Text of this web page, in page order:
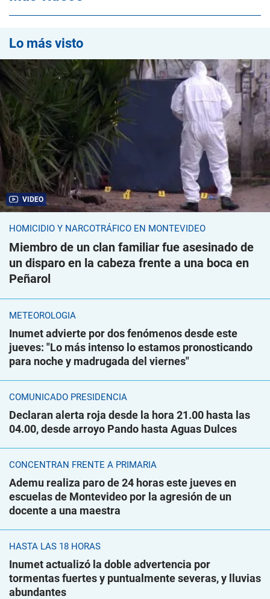
Lo más visto
VIDEO
HOMICIDIO Y NARCOTRÁFICO EN MONTEVIDEO
Miembro de un clan familiar fue asesinado de
un disparo en la cabeza frente a una boca en
Peñarol
METEOROLOGÍA
Inumet advierte por dos fenómenos desde este
jueves: "Lo más intenso lo estamos pronosticando
para noche y madrugada del viernes"
COMUNICADO PRESIDENCIA
Declaran alerta roja desde la hora 21.00 hasta las
04.00, desde arroyo Pando hasta Aguas Dulces
CONCENTRAN FRENTE A PRIMARIA
Ademu realiza paro de 24 horas este jueves en
escuelas de Montevideo por la agresión de un
docente a una maestra
HASTA LAS 18 HORAS
Inumet actualizó la doble advertencia por
tormentas fuertes y puntualmente severas, y lluvias
abundantes